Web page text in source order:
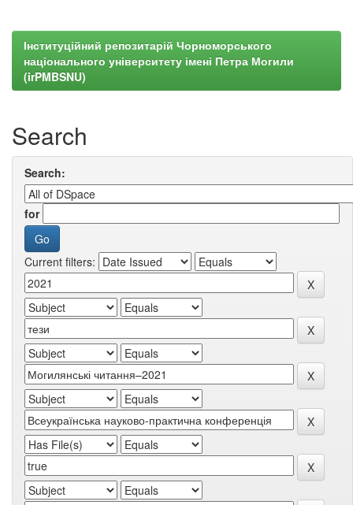
Інституційний репозитарій Чорноморського
національного університету імені Петра Могили
(irPMBSNU)
Search
Search:
for
Current filters: